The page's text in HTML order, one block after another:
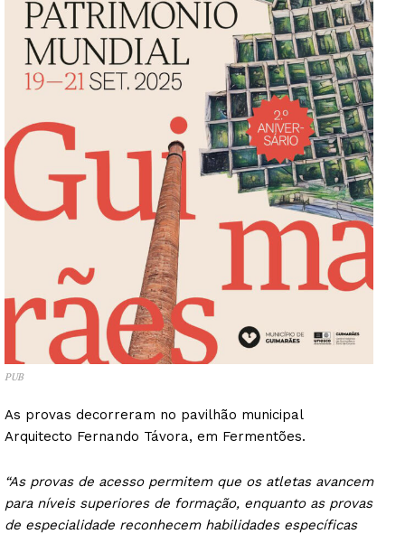
PUB
As provas decorreram no pavilhão municipal
Arquitecto Fernando Távora, em Fermentões.
“As provas de acesso permitem que os atletas avancem
para níveis superiores de formação, enquanto as provas
de especialidade reconhecem habilidades específicas